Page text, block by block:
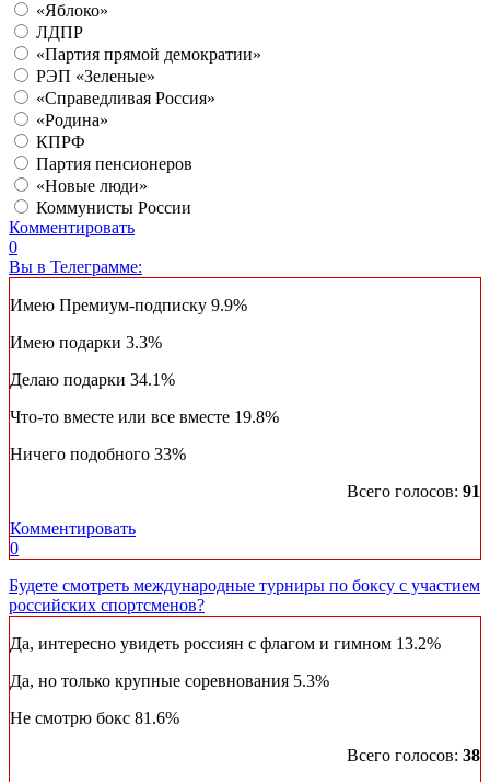
«Яблоко»
ЛДПР
«Партия прямой демократии»
РЭП «Зеленые»
«Справедливая Россия»
«Родина»
КПРФ
Партия пенсионеров
«Новые люди»
Коммунисты России
Комментировать
0
Вы в Телеграмме:
Имею Премиум-подписку 9.9%
Имею подарки 3.3%
Делаю подарки 34.1%
Что-то вместе или все вместе 19.8%
Ничего подобного 33%
Всего голосов: 91
Комментировать
0
Будете смотреть международные турниры по боксу с участием
российских спортсменов?
Да, интересно увидеть россиян с флагом и гимном 13.2%
Да, но только крупные соревнования 5.3%
Не смотрю бокс 81.6%
Всего голосов: 38